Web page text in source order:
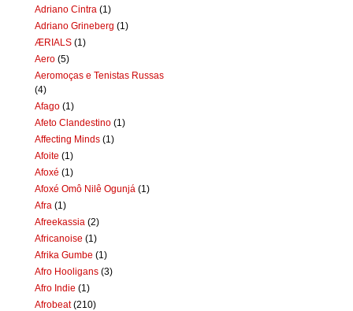
Adriano Cintra (1)
Adriano Grineberg (1)
ÆRIALS (1)
Aero (5)
Aeromoças e Tenistas Russas
(4)
Afago (1)
Afeto Clandestino (1)
Affecting Minds (1)
Afoite (1)
Afoxé (1)
Afoxé Omô Nilê Ogunjá (1)
Afra (1)
Afreekassia (2)
Africanoise (1)
Afrika Gumbe (1)
Afro Hooligans (3)
Afro Indie (1)
Afrobeat (210)